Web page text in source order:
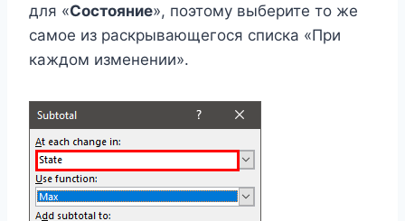
для «Состояние», поэтому выберите то же
самое из раскрывающегося списка «При
каждом изменении».